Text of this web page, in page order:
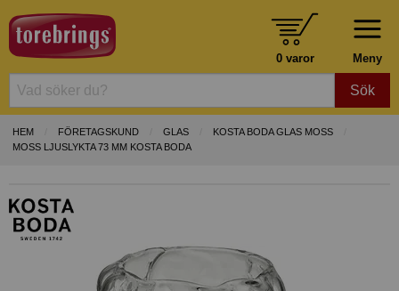
Meny
0 varor
Sök
HEM FÖRETAGSKUND GLAS
KOSTA BODA GLAS MOSS
MOSS LJUSLYKTA 73 MM KOSTA BODA